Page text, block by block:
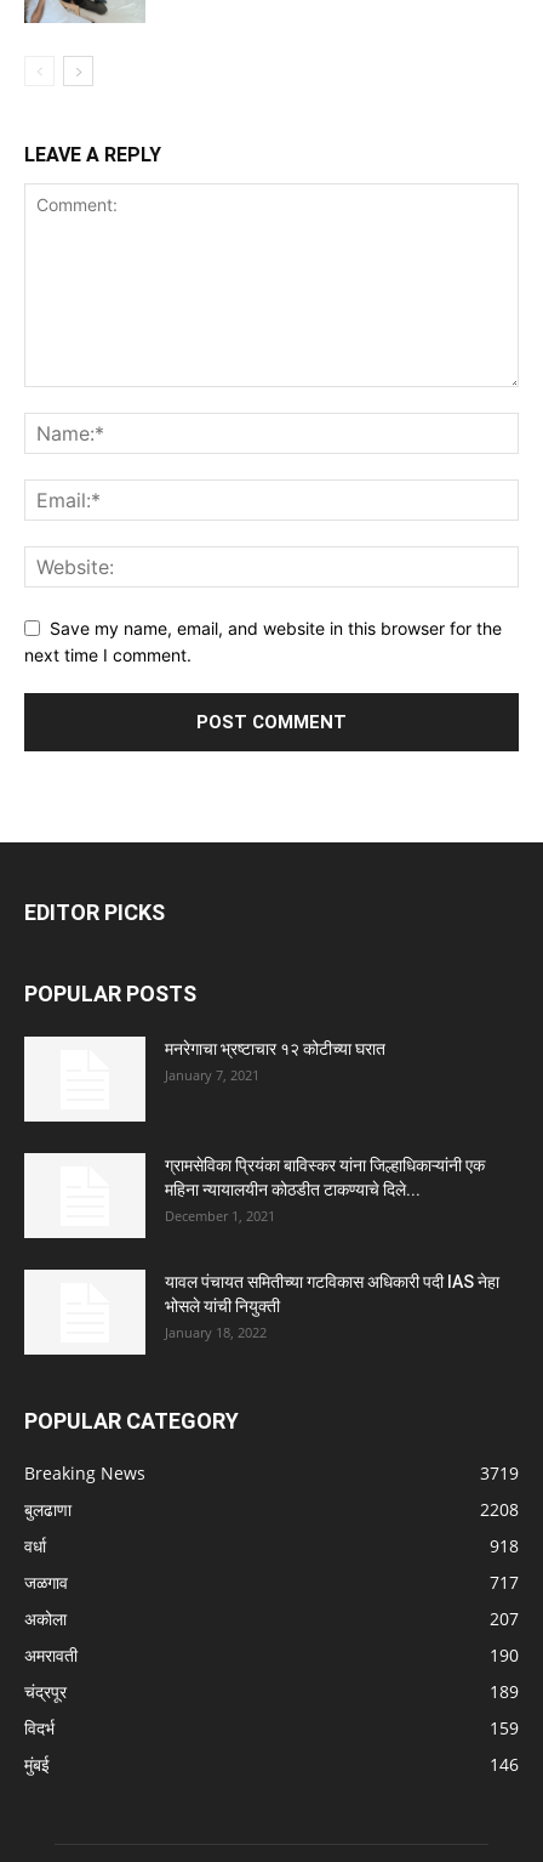
LEAVE A REPLY
Save my name, email, and website in this browser for the
next time I comment.
EDITOR PICKS
POPULAR POSTS
मनरेगाचा भ्रष्टाचार १२ कोटीच्या घरात
January 7, 2021
ग्रामसेविका प्रियंका बाविस्कर यांना जिल्हाधिकाऱ्यांनी एक
महिना न्यायालयीन कोठडीत टाकण्याचे दिले...
December 1, 2021
यावल पंचायत समितीच्या गटविकास अधिकारी पदी IAS नेहा
भोसले यांची नियुक्ती
January 18, 2022
POPULAR CATEGORY
Breaking News
3719
बुलढाणा
2208
वर्धा
918
जळगाव
717
अकोला
207
अमरावती
190
चंद्रपूर
189
विदर्भ
159
मुंबई
146